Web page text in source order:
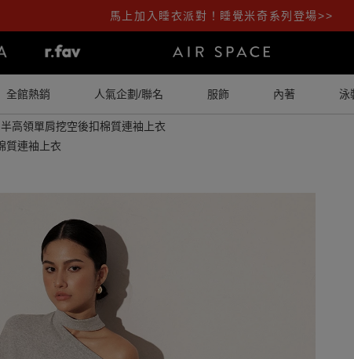
馬上加入睡衣派對！睡覺米奇系列登場>>
全館熱銷 人氣企劃/聯名 服飾 內著 泳
半高領單肩挖空後扣棉質連袖上衣